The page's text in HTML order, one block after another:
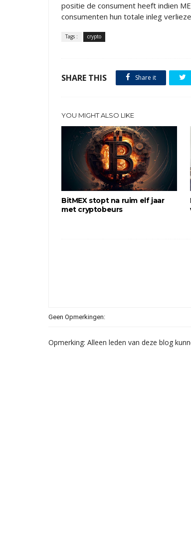
positie de consument heeft indien
consumenten hun totale inleg
Tags : crypto
SHARE THIS Share it
YOU MIGHT ALSO LIKE
BitMEX stopt na ruim elf jaar
met cryptobeurs
Geen Opmerkingen:
Opmerking: Alleen leden van deze blog